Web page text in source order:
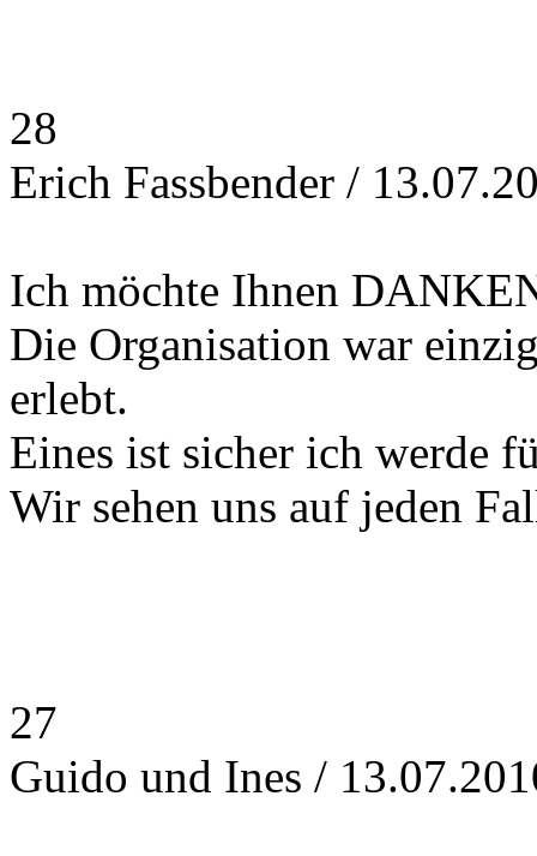
28
Erich Fassbender /
Ich möchte Ihnen
Die Organisation war
erlebt.
Eines ist sicher ich werde
Wir sehen uns auf jeden
27
Guido und Ines /